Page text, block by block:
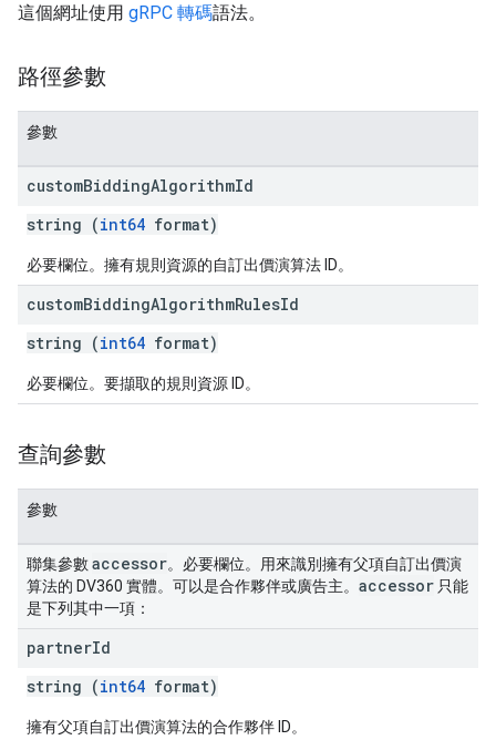
這個網址使用 gRPC 轉碼語法。
路徑參數
參數
customBiddingAlgorithmId
string (int64 format)
必要欄位。擁有規則資源的自訂出價演算法 ID。
customBiddingAlgorithmRulesId
string (int64 format)
必要欄位。要擷取的規則資源 ID。
查詢參數
參數
聯集參數accessor。必要欄位。用來識別擁有父項自訂出價演
算法的 DV360 實體。可以是合作夥伴或廣告主。 accessor 只能
是下列其中一項：
partnerId
string (int64 format)
擁有父項自訂出價演算法的合作夥伴 ID。